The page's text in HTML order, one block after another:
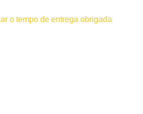
o tempo de entrega obrigada